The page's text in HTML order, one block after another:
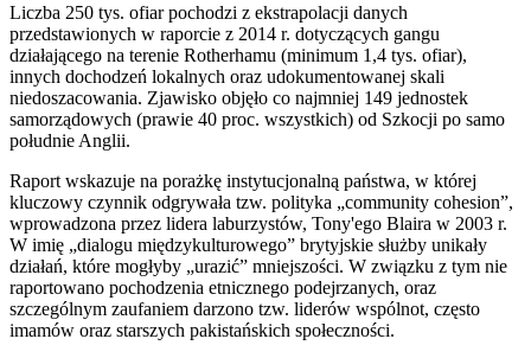
Liczba 250 tys. ofiar pochodzi z ekstrapolacji danych
przedstawionych w raporcie z 2014 r. dotyczących gangu
działającego na terenie Rotherhamu (minimum 1,4 tys. ofiar),
innych dochodzeń lokalnych oraz udokumentowanej skali
niedoszacowania. Zjawisko objęło co najmniej 149 jednostek
samorządowych (prawie 40 proc. wszystkich) od Szkocji po samo
południe Anglii.
Raport wskazuje na porażkę instytucjonalną państwa, w której
kluczowy czynnik odgrywała tzw. polityka „community cohesion”,
wprowadzona przez lidera laburzystów, Tony'ego Blaira w 2003 r.
W imię „dialogu międzykulturowego” brytyjskie służby unikały
działań, które mogłyby „urazić” mniejszości. W związku z tym nie
raportowano pochodzenia etnicznego podejrzanych, oraz
szczególnym zaufaniem darzono tzw. liderów wspólnot, często
imamów oraz starszych pakistańskich społeczności.